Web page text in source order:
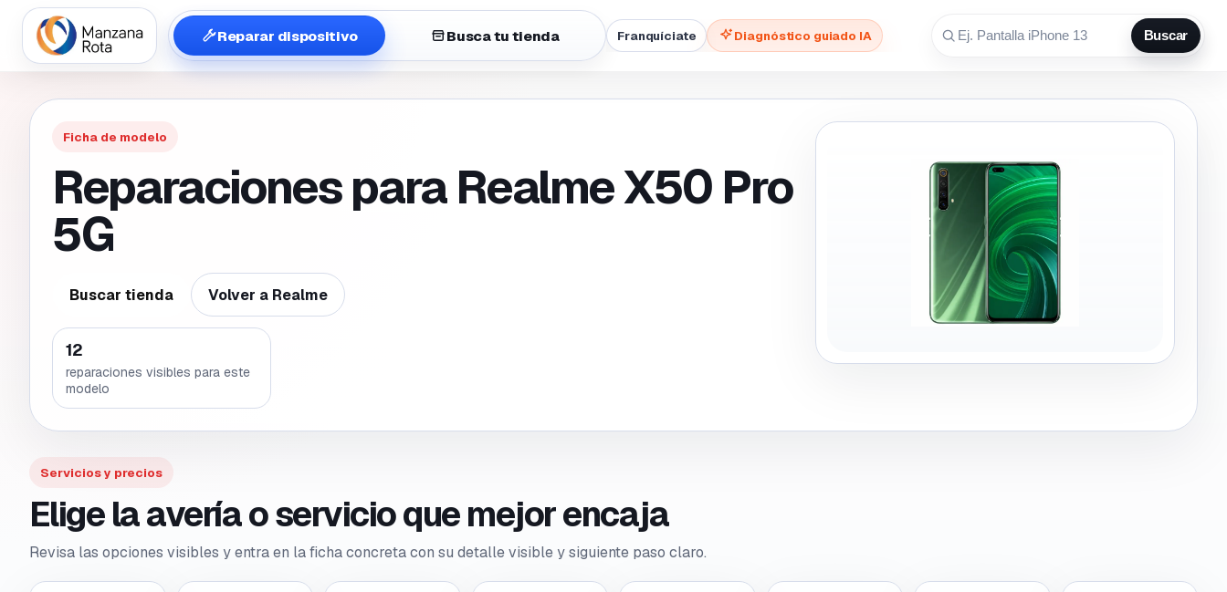
Reparar dispositivo Busca tu tienda Franquíciate Diagnóstico guiado IA Buscar
Ficha de modelo
Reparaciones para Realme X50 Pro
5G
Buscar tienda Volver a Realme
12
reparaciones visibles para este
modelo
Servicios y precios
Elige la avería o servicio que mejor encaja
Revisa las opciones visibles y entra en la ficha concreta con su detalle visible y siguiente paso claro.